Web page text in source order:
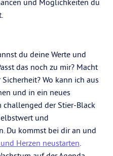
und Möglichkeiten du
du deine Werte und
das noch zu mir? Macht
Wo kann ich aus
und in ein neues
challenged der Stier-Black
und
Du kommst bei dir an und
Herzen neustarten.